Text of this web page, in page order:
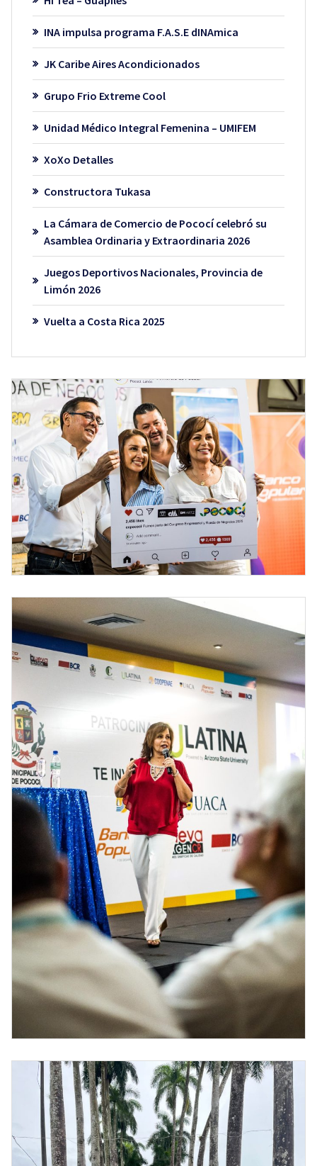
INA impulsa programa F.A.S.E dINAmica
JK Caribe Aires Acondicionados
Grupo Frio Extreme Cool
Unidad Médico Integral Femenina – UMIFEM
XoXo Detalles
Constructora Tukasa
La Cámara de Comercio de Pococí celebró su
Asamblea Ordinaria y Extraordinaria 2026
Juegos Deportivos Nacionales, Provincia de
Limón 2026
Vuelta a Costa Rica 2025